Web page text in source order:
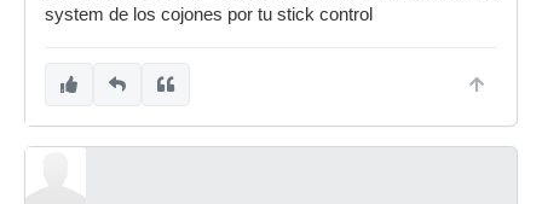
system de los cojones por tu stick control